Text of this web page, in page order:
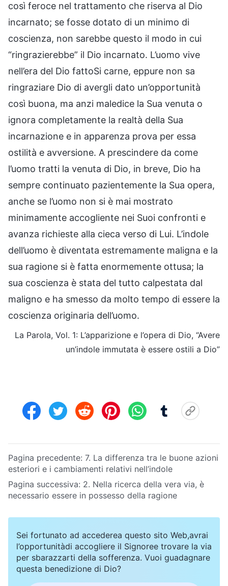
così feroce nel trattamento che riserva al Dio
incarnato; se fosse dotato di un minimo di
coscienza, non sarebbe questo il modo in cui
“ringrazierebbe” il Dio incarnato. L’uomo vive
nell’era del Dio fattoSi carne, eppure non sa
ringraziare Dio di avergli dato un’opportunità
così buona, ma anzi maledice la Sua venuta o
ignora completamente la realtà della Sua
incarnazione e in apparenza prova per essa
ostilità e avversione. A prescindere da come
l’uomo tratti la venuta di Dio, in breve, Dio ha
sempre continuato pazientemente la Sua opera,
anche se l’uomo non si è mai mostrato
minimamente accogliente nei Suoi confronti e
avanza richieste alla cieca verso di Lui. L’indole
dell’uomo è diventata estremamente maligna e la
sua ragione si è fatta enormemente ottusa; la
sua coscienza è stata del tutto calpestata dal
maligno e ha smesso da molto tempo di essere la
coscienza originaria dell’uomo.
La Parola, Vol. 1: L’apparizione e l’opera di Dio, “Avere
un’indole immutata è essere ostili a Dio”
Pagina precedente: 7. La differenza tra le buone azioni
esteriori e i cambiamenti relativi nell’indole
Pagina successiva: 2. Nella ricerca della vera via, è
necessario essere in possesso della ragione
Sei fortunato ad accederea questo sito Web,avrai
l’opportunitàdi accogliere il Signoree trovare la via
per sbarazzarti della sofferenza. Vuoi guadagnare
questa benedizione di Dio?